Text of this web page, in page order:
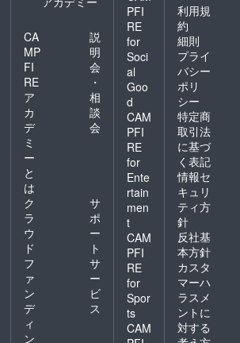
CA
MP
FI
RE
ア
カ
デ
ミ
ー
と
は
説
明
会
・
相
談
会
ク
ラ
ウ
ド
フ
ァ
ン
デ
ィ
ン
サ
ポ
ー
ト
サ
ー
ビ
ス
PFI
RE
for
Soci
al
Goo
d
CAM
PFI
RE
for
Ente
rtain
men
t
CAM
PFI
RE
for
Spor
ts
CAM
利用規
約
細則
プライ
バシー
ポリ
シー
特定商
取引法
に基づ
く表記
情報セ
キュリ
ティ方
針
反社基
本方針
カスタ
マーハ
ラスメ
ントに
対する